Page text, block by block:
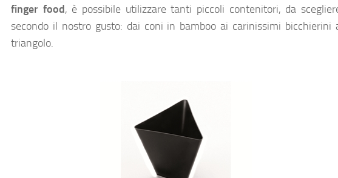
finger food, è possibile utilizzare tanti piccoli contenitori, da
secondo il nostro gusto: dai coni in bamboo ai carinissimi bicchierini
triangolo.